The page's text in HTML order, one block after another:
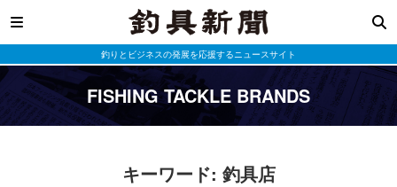
釣りとビジネスの発展を応援するニュースサイト
FISHING TACKLE BRANDS
キーワード: 釣具店